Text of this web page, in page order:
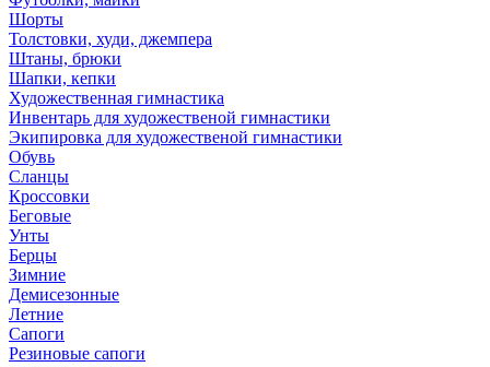
Шорты
Толстовки, худи, джемпера
Штаны, брюки
Шапки, кепки
Художественная гимнастика
Инвентарь для художественой гимнастики
Экипировка для художественой гимнастики
Обувь
Сланцы
Кроссовки
Беговые
Унты
Берцы
Зимние
Демисезонные
Летние
Сапоги
Резиновые сапоги